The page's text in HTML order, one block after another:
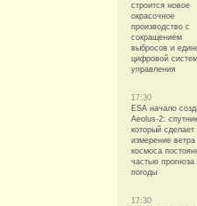
строится новое
окрасочное
производство с
сокращением
выбросов и
цифровой
управления
17:30
ESA начало
Aeolus-2:
который сделает
измерение ветра
космоса
частью прогноза
погоды
17:30